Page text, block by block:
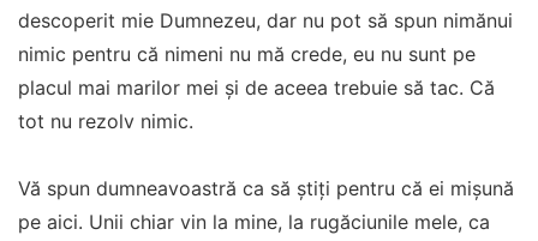
descoperit mie Dumnezeu, dar nu pot să spun nimănui
nimic pentru că nimeni nu mă crede, eu nu sunt pe
placul mai marilor mei și de aceea trebuie să tac. Că
tot nu rezolv nimic.
Vă spun dumneavoastră ca să știți pentru că ei mișună
pe aici. Unii chiar vin la mine, la rugăciunile mele, ca